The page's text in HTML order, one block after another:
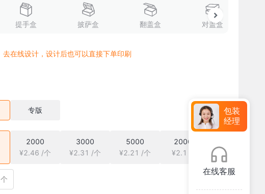
提手盒 披萨盒 翻盖盒 对盖盒
去在线设计，设计后也可以直接下单印刷
专版
2000
¥2.46 /个
3000
¥2.31 /个
5000
¥2.21 /个
20000
¥2.1 /个
个
包装
经理
在线客服